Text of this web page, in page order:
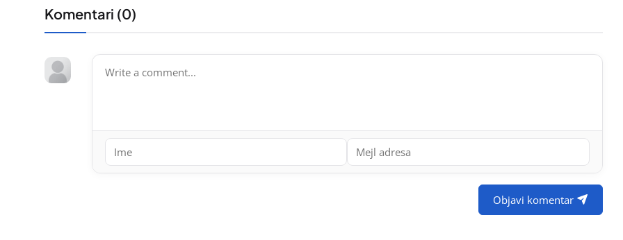
Komentari (0)
Objavi komentar